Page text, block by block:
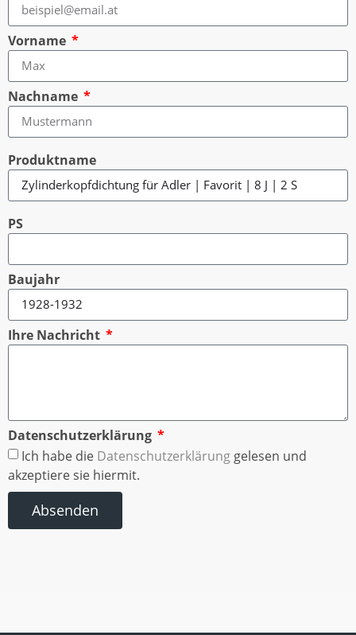
Vorname
Nachname
Produktname
PS
Baujahr
Ihre Nachricht
Datenschutzerklärung
Ich habe die Datenschutzerklärung gelesen und
akzeptiere sie hiermit.
Absenden